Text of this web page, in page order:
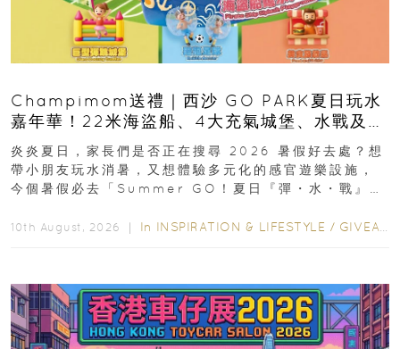
Champimom送禮｜西沙 GO PARK夏日玩水
嘉年華！22米海盜船、4大充氣城堡、水戰及門
票優惠全攻略
炎炎夏日，家長們是否正在搜尋 2026 暑假好去處？想
帶小朋友玩水消暑，又想體驗多元化的感官遊樂設施，
今個暑假必去「Summer GO！夏日『彈・水・戰』派
10th August, 2026 ｜ In INSPIRATION & LIFESTYLE / GIVEAWAY